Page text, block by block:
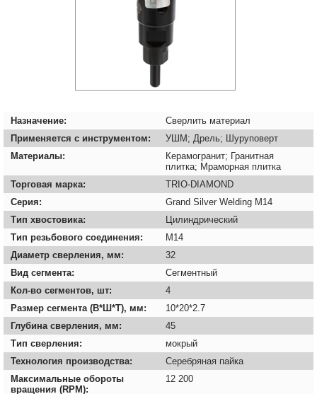
Назначение:
Сверлить материал
Применяется с инструментом:
УШМ; Дрель; Шуруповерт
Материалы:
Керамогранит; Гранитная
плитка; Мраморная плитка
Торговая марка:
TRIO-DIAMOND
Серия:
Grand Silver Welding M14
Тип хвостовика:
Цилиндрический
Тип резьбового соединения:
M14
Диаметр сверления, мм:
32
Вид сегмента:
Сегментный
Кол-во сегментов, шт:
4
Размер сегмента (В*Ш*Т), мм:
10*20*2.7
Глубина сверления, мм:
45
Тип сверления:
мокрый
Технология производства:
Серебряная пайка
Максимальные обороты
вращения (RPM):
12 200